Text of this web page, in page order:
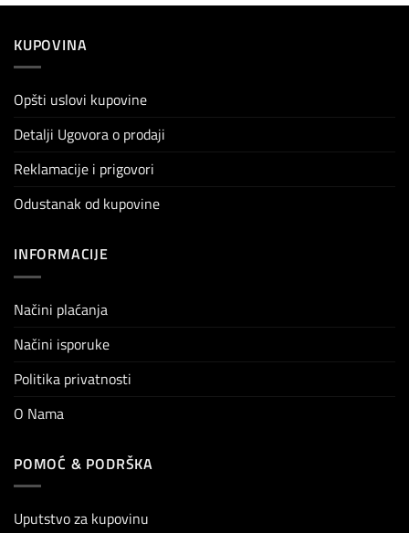
KUPOVINA
Opšti uslovi kupovine
Detalji Ugovora o prodaji
Reklamacije i prigovori
Odustanak od kupovine
INFORMACIJE
Načini plaćanja
Načini isporuke
Politika privatnosti
O Nama
POMOĆ & PODRŠKA
Uputstvo za kupovinu